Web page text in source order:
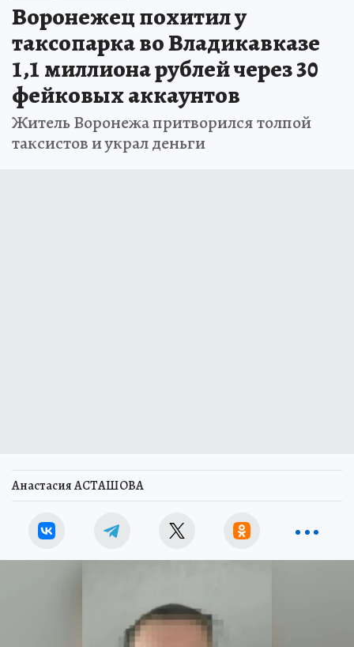
Воронежец похитил у
таксопарка во Владикавказе
1,1 миллиона рублей через 30
фейковых аккаунтов
Житель Воронежа притворился толпой
таксистов и украл деньги
Анастасия АСТАШОВА